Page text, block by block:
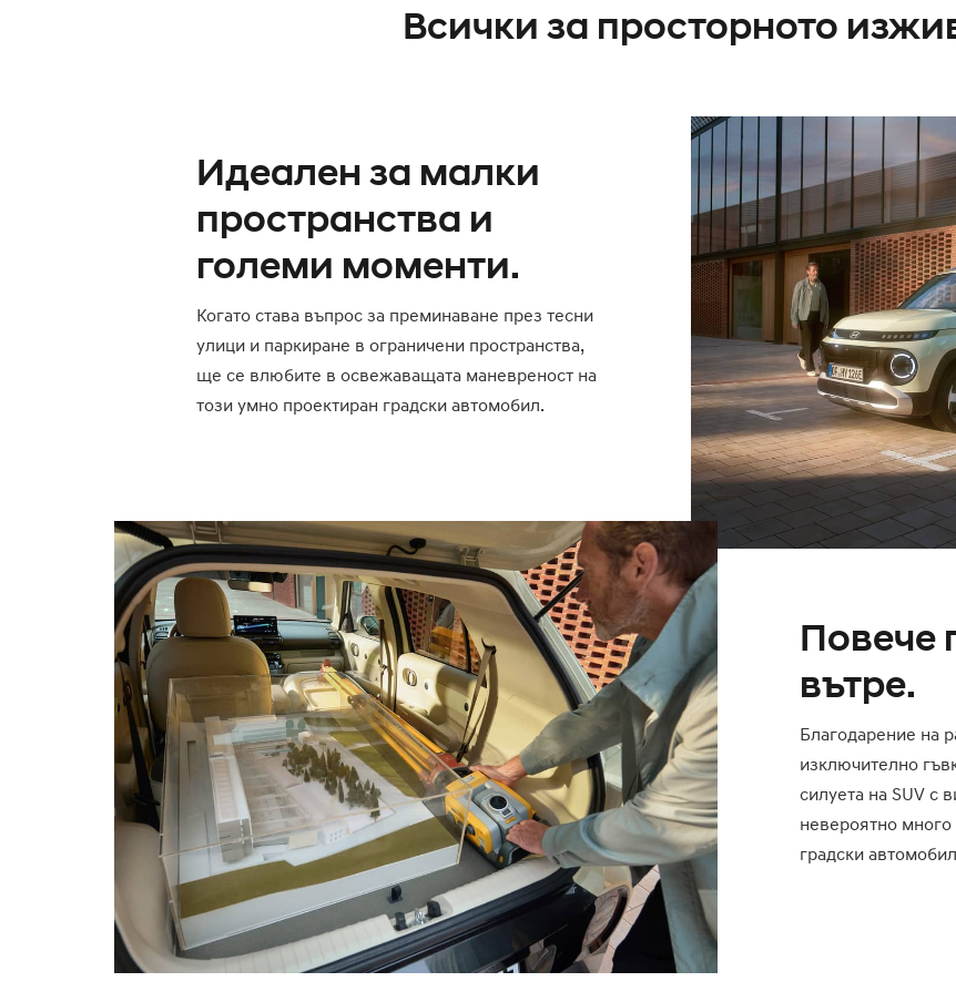
Всички за просторното
Идеален за малки
пространства и
големи моменти.
Когато става въпрос за преминаване през тесни
улици и паркиране в ограничени пространства,
ще се влюбите в освежаващата маневреност на
този умно проектиран градски автомобил.
Повече
вътре.
Благодарение на
изключително
силуета на SUV с
невероятно
градски